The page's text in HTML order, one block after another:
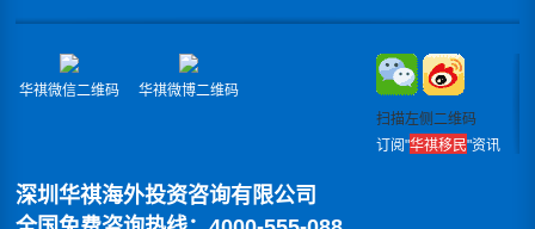
华祺微信二维码
华祺微博二维码
扫描左侧二维码
订阅"华祺移民"资讯
深圳华祺海外投资咨询有限公司